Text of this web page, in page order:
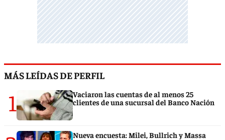
MÁS LEÍDAS DE PERFIL
1
Vaciaron las cuentas de al menos 25
clientes de una sucursal del Banco Nación
Nueva encuesta: Milei, Bullrich y Massa